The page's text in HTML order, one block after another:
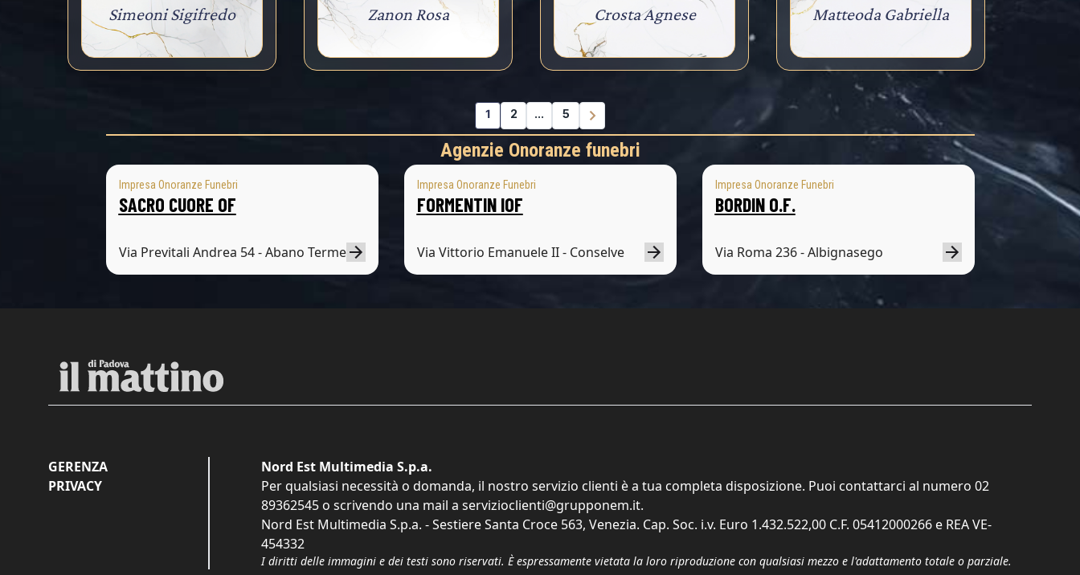
Simeoni Sigifredo Zanon Rosa Crosta Agnese Matteoda Gabriella
1 2 ... 5
Agenzie Onoranze funebri
Impresa Onoranze Funebri
SACRO CUORE OF
Via Previtali Andrea 54 - Abano Terme
Impresa Onoranze Funebri
FORMENTIN IOF
Via Vittorio Emanuele II - Conselve
Impresa Onoranze Funebri
BORDIN O.F.
Via Roma 236 - Albignasego
GERENZA
PRIVACY
Nord Est Multimedia S.p.a.
Per qualsiasi necessità o domanda, il nostro servizio clienti è a tua completa disposizione. Puoi contattarci al numero 02
89362545 o scrivendo una mail a servizioclienti@grupponem.it.
Nord Est Multimedia S.p.a. - Sestiere Santa Croce 563, Venezia. Cap. Soc. i.v. Euro 1.432.522,00 C.F. 05412000266 e REA VE-
454332
I diritti delle immagini e dei testi sono riservati. È espressamente vietata la loro riproduzione con qualsiasi mezzo e l'adattamento totale o parziale.